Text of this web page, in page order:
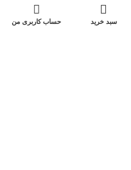
0
سبد خرید حساب کاربری من